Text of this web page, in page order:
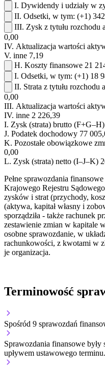
I. Dywidendy i udziały w
II. Odsetki, w tym: (+1)
III. Zysk z tytułu
0,00
IV. Aktualizacja wartości
V. inne 7,19
H. Koszty finansowe 21
I. Odsetki, w tym: (+1) 18
II. Strata z tytułu
0,00
III. Aktualizacja wartości
IV. inne 2 226,39
I. Zysk (strata) brutto (F+G–H)
J. Podatek dochodowy 77
K. Pozostałe obowiązkowe
0,00
L. Zysk (strata) netto (I–J–K)
Pełne sprawozdania
Krajowego Rejestru
zysków i strat (przychody,
(aktywa, kapitał własny i
sporządziła - także rachunek
zestawienie zmian w kapitale
osobne sprawozdanie, w
rachunkowości, z kwotami w
je organizacja.
Terminowość
Spośród 9 sprawozdań
Sprawozdania finansowe były
upływem ustawowego terminu.